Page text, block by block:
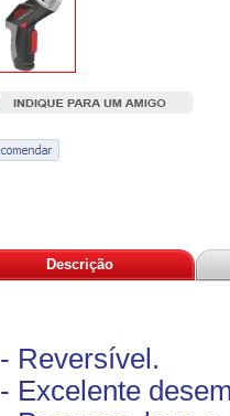
Descrição
- Reversível.
- Excelente